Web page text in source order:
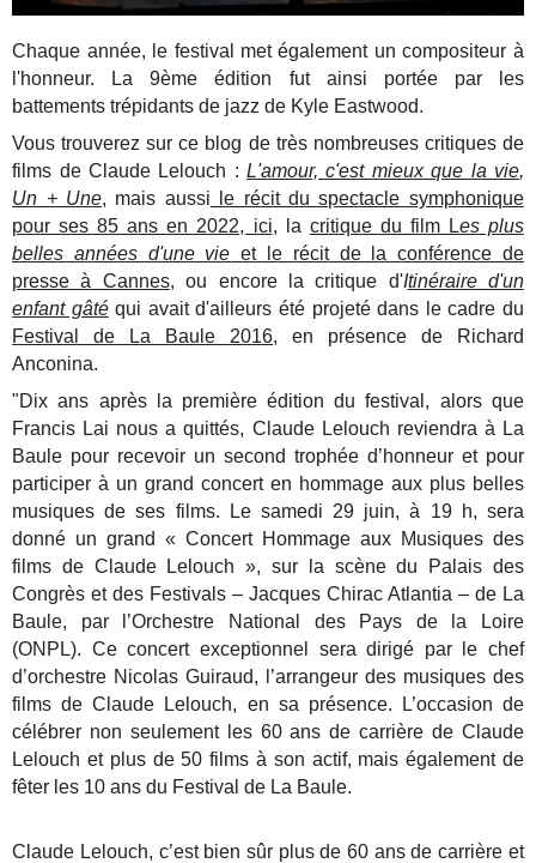
Chaque année, le festival met également un compositeur à
l'honneur. La 9ème édition fut ainsi portée par les
battements trépidants de jazz de Kyle Eastwood.
Vous trouverez sur ce blog de très nombreuses critiques de
films de Claude Lelouch : L'amour, c'est mieux que la vie,
Un + Une, mais aussi le récit du spectacle symphonique
pour ses 85 ans en 2022, ici, la critique du film Les plus
belles années d'une vie et le récit de la conférence de
presse à Cannes, ou encore la critique d'Itinéraire d'un
enfant gâtéqui avait d'ailleurs été projeté dans le cadre du
Festival de La Baule 2016, en présence de Richard
Anconina.
"Dix ans après la première édition du festival, alors que
Francis Lai nous a quittés, Claude Lelouch reviendra à La
Baule pour recevoir un second trophée d’honneur et pour
participer à un grand concert en hommage aux plus belles
musiques de ses films.
Le samedi 29 juin, à 19 h, sera
donné un grand « Concert Hommage aux Musiques des
films de Claude
Lelouch », sur la scène du Palais des
Congrès et des Festivals – Jacques Chirac Atlantia – de La
Baule, par
l’Orchestre National des Pays de la Loire
(ONPL). Ce concert exceptionnel sera dirigé par le chef
d’orchestre Nicolas Guiraud, l’arrangeur des musiques des
films de Claude Lelouch, en sa présence.
L’occasion de
célébrer non seulement les 60 ans de carrière de Claude
Lelouch et plus de 50 films à son actif, mais également de
fêter les 10 ans du Festival de La Baule.
Claude Lelouch, c’est bien sûr plus de 60 ans de carrière et